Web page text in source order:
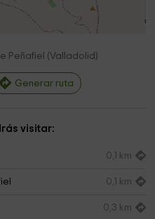
Peñafiel (Valladolid )
Generar ruta
visitar:
0,1 km
0,1 km
0,3 km